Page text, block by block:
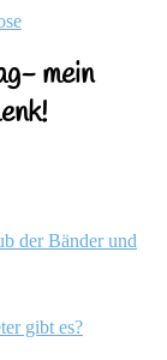
mein
der Bänder und
gibt es?